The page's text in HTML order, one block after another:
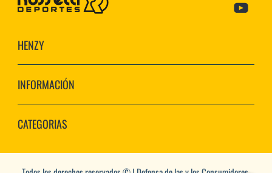
HENZY
INFORMACIÓN
CATEGORIAS